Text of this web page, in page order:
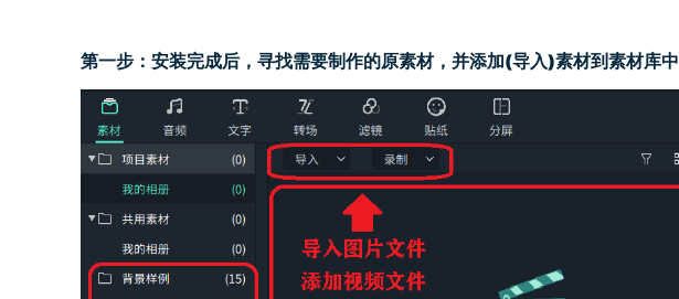
第一步： 安装完成后， 寻找需要制作的原素材， 并添加(导入)素材到素材库中